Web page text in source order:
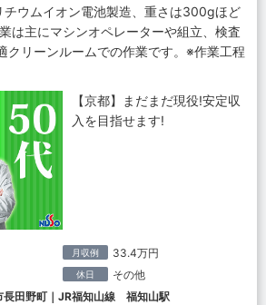
チウムイオン電池製造、重さは300gほど
は主にマシンオペレーターや組立、検査
クリーンルームでの作業です。※作業工程
【京都】まだまだ現役!安定収
入を目指せます!
月収例 33.4万円
休日 その他
長田野町｜JR福知山線 福知山駅